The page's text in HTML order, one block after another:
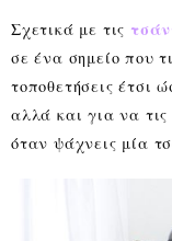
Σχετικά με τις
σε ένα σημείο που
τοποθετήσεις έτσι
αλλά και για να τις
όταν ψάχνεις μία